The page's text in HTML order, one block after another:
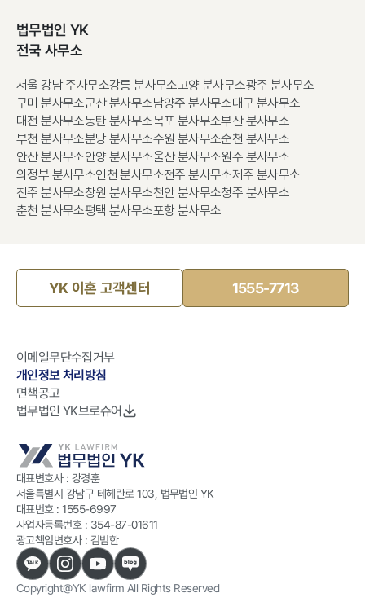
법무법인 YK
전국 사무소
서울 강남 주사무소강릉 분사무소고양 분사무소광주 분사무소
구미 분사무소군산 분사무소남양주 분사무소대구 분사무소
대전 분사무소동탄 분사무소목포 분사무소부산 분사무소
부천 분사무소분당 분사무소수원 분사무소순천 분사무소
안산 분사무소안양 분사무소울산 분사무소원주 분사무소
의정부 분사무소인천 분사무소전주 분사무소제주 분사무소
진주 분사무소창원 분사무소천안 분사무소청주 분사무소
춘천 분사무소평택 분사무소포항 분사무소
YK 이혼 고객센터 1555-7713
이메일무단수집거부
개인정보 처리방침
면책공고
법무법인 YK브로슈어
대표변호사 : 강경훈
서울특별시 강남구 테헤란로 103, 법무법인 YK
대표번호 :1555-6997
사업자등록번호 : 354-87-01611
광고책임변호사 : 김범한
Copyright@YK lawfirm All Rights Reserved